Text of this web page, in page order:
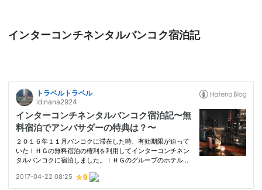
インターコンチネンタルバンコク宿泊記